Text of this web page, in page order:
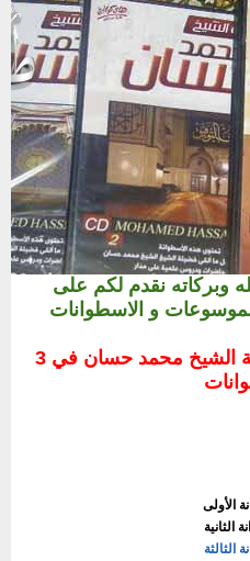
وبركاته نقدم لكم على
الموسوعات و الاسطوانات
الموسوعة الصوتية للفضيلة الشيخ محمد حسان في 3
الأولى
الثانية
الثالثة